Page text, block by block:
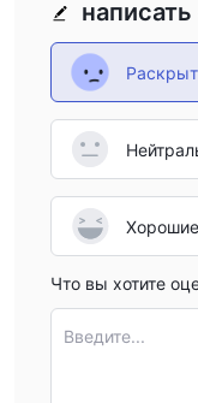
Хорошие
Что вы хотите
Введите...